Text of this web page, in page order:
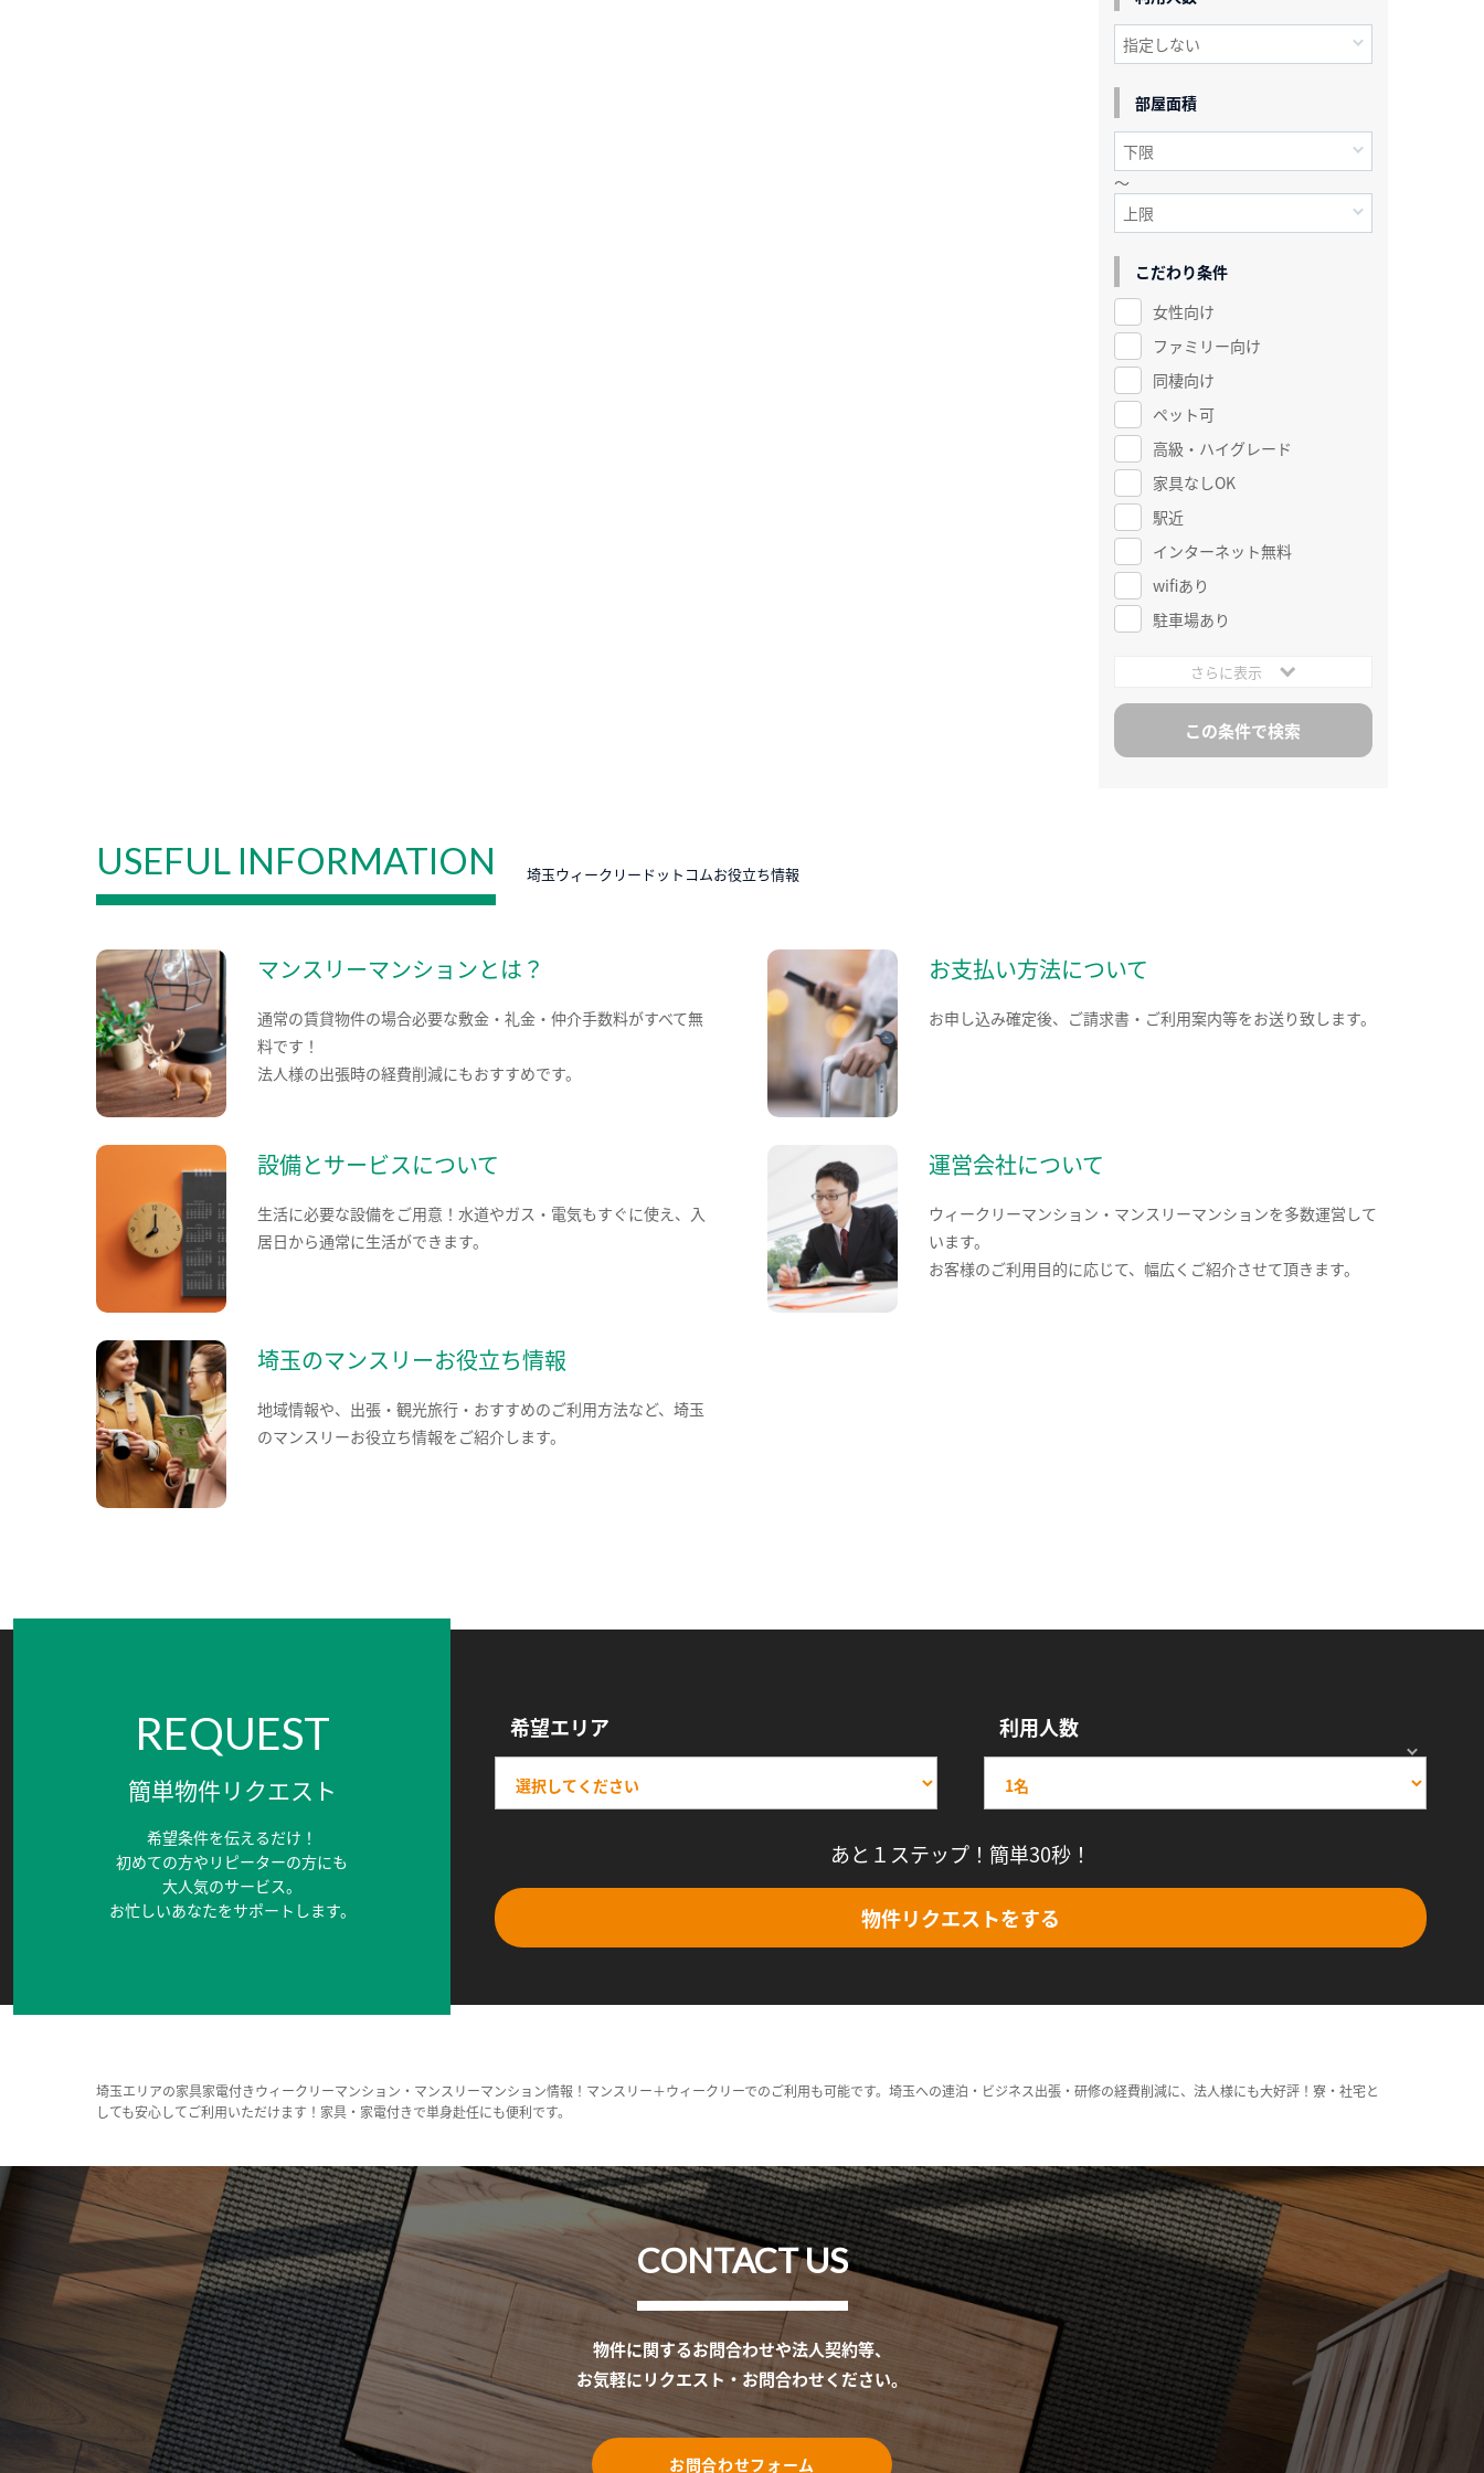
部屋面積
～
こだわり条件
女性向け
ファミリー向け
同棲向け
ペット可
高級・ハイグレード
家具なしOK
駅近
インターネット無料
wifiあり
駐車場あり
さらに表示
USEFUL INFORMATION 埼玉ウィークリードットコムお役立ち情報
マンスリーマンションとは？
通常の賃貸物件の場合必要な敷金・礼金・仲介手数料がすべて無
料です！
法人様の出張時の経費削減にもおすすめです。
お支払い方法について
お申し込み確定後、ご請求書・ご利用案内等をお送り致します。
設備とサービスについて
生活に必要な設備をご用意！水道やガス・電気もすぐに使え、入
居日から通常に生活ができます。
運営会社について
ウィークリーマンション・マンスリーマンションを多数運営して
います。
お客様のご利用目的に応じて、幅広くご紹介させて頂きます。
埼玉のマンスリーお役立ち情報
地域情報や、出張・観光旅行・おすすめのご利用方法など、埼玉
のマンスリーお役立ち情報をご紹介します。
REQUEST
簡単物件リクエスト
希望条件を伝えるだけ！
初めての方やリピーターの方にも
大人気のサービス。
お忙しいあなたをサポートします。
希望エリア 利用人数
あと１ステップ！簡単30秒！
物件リクエストをする
埼玉エリアの家具家電付きウィークリーマンション・マンスリーマンション情報！マンスリー＋ウィークリーでのご利用も可能です。埼玉への連泊・ビジネス出張・研修の経費削減に、法人様にも大好評！寮・社宅と
しても安心してご利用いただけます！家具・家電付きで単身赴任にも便利です。
CONTACT US
物件に関するお問合わせや法人契約等、
お気軽にリクエスト・お問合わせください。
お問合わせフォーム